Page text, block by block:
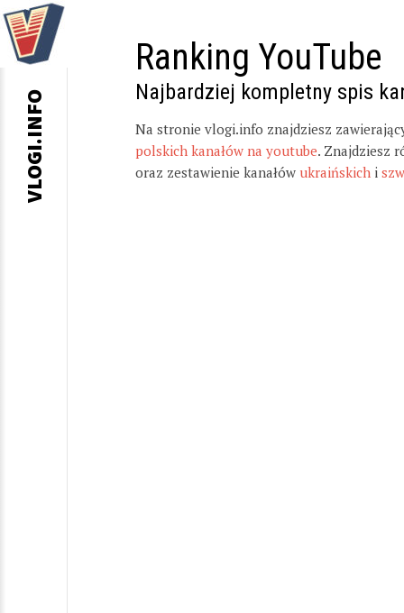
Ranking YouTube
Najbardziej kompletny spis
Na stronie vlogi.info znajdziesz
polskich kanałów na youtube. Znajdziesz
oraz zestawienie kanałów ukraińskich i
VLOGI.INFO